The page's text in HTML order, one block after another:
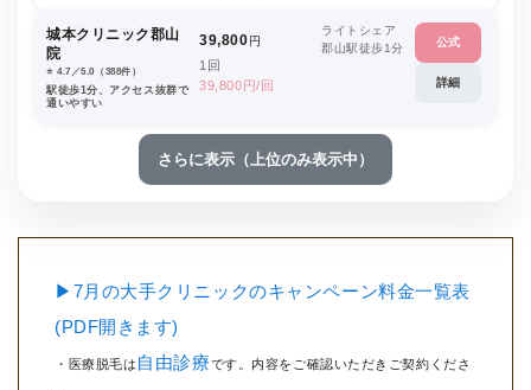
城本クリニック郡山
院
⭐️ 4.7／5.0（388件）
駅徒歩1分、アクセス抜群で
通いやすい
39,800円
1回
39,800円/回
ライトシェア
郡山駅徒歩1分
公式
詳細
さらに表示（上位のみ表示中）
▶7月の大手クリニックのキャンペーン料金一覧表
(PDF開きます)
・医療脱毛は 自由診療です。内容をご確認いただきご契約くださ